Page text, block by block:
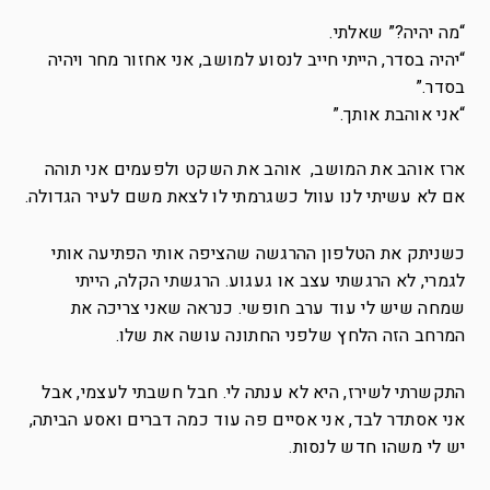
“מה יהיה?” שאלתי.
“יהיה בסדר, הייתי חייב לנסוע למושב, אני אחזור מחר ויהיה
בסדר.”
“אני אוהבת אותך.”
ארז אוהב את המושב, אוהב את השקט ולפעמים אני תוהה
אם לא עשיתי לנו עוול כשגרמתי לו לצאת משם לעיר הגדולה.
כשניתק את הטלפון ההרגשה שהציפה אותי הפתיעה אותי
לגמרי, לא הרגשתי עצב או געגוע. הרגשתי הקלה, הייתי
שמחה שיש לי עוד ערב חופשי. כנראה שאני צריכה את
המרחב הזה הלחץ שלפני החתונה עושה את שלו.
התקשרתי לשירז, היא לא ענתה לי. חבל חשבתי לעצמי, אבל
אני אסתדר לבד, אני אסיים פה עוד כמה דברים ואסע הביתה,
יש לי משהו חדש לנסות.